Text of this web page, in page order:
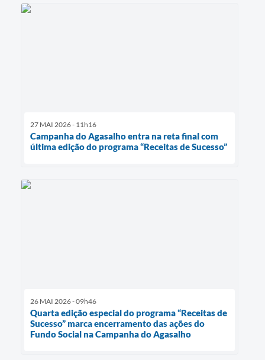
27 MAI 2026 - 11h16
Campanha do Agasalho entra na reta final com
última edição do programa “Receitas de Sucesso”
26 MAI 2026 - 09h46
Quarta edição especial do programa “Receitas de
Sucesso” marca encerramento das ações do
Fundo Social na Campanha do Agasalho